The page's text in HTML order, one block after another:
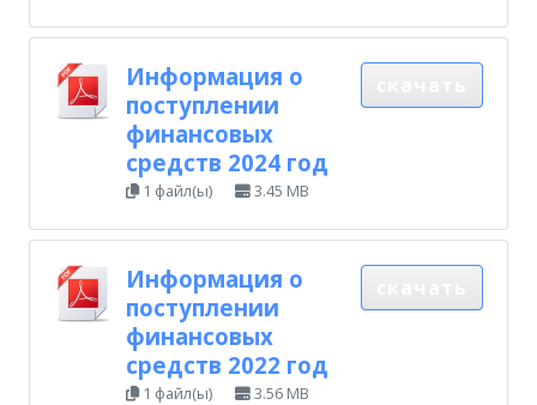
Информация о
поступлении
финансовых
средств 2024 год
1 файл(ы) 3.45 MB
Информация о
поступлении
финансовых
средств 2022 год
1 файл(ы) 3.56 MB